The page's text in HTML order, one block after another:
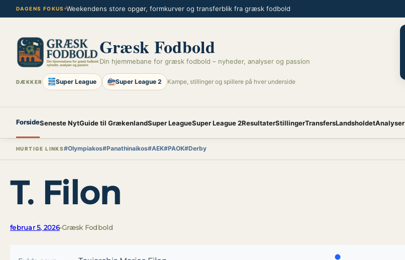
Spring
til
DAGENS FOKUS Weekendens store opgør, formkurver og transferblik fra græsk fodbold
Græsk Fodbold
Din hjemmebane for græsk fodbold – nyheder, analyser og passion
DÆKKER Super League Super League 2 Kampe, stillinger og spillere på hver underside
ForsideSeneste NytGuide til GrækenlandSuper LeagueSuper League 2ResultaterStillingerTransfersLandsholdetAnalyser
HURTIGE LINKS#Olympiakos#Panathinaikos#AEK#PAOK#Derby
T. Filon
februar 5, 2026•Græsk Fodbold